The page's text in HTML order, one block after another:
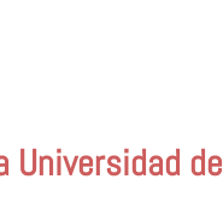
Universidad de